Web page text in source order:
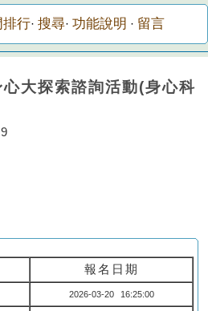
排行· 搜尋· 功能說明 · 留言
大探索諮詢活動(身心科
報名日期
2026-03-20 16:25:00